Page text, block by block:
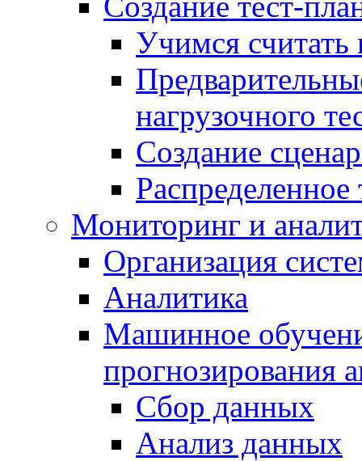
Учимся считать
нагрузочного
Создание
Распределенное
Мониторинг и
Организация
Аналитика
Машинное
прогнозирования
Сбор данных
Анализ данных